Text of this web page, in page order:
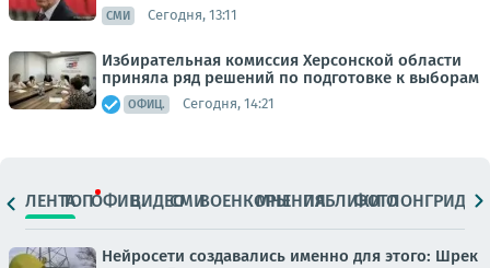
СМИ Сегодня, 13:11
Избирательная комиссия Херсонской области
приняла ряд решений по подготовке к выборам
ОФИЦ. Сегодня, 14:21
ЛЕНТАТОПОФИЦ.ВИДЕОСМИВОЕНКОРЫМНЕНИЯПАБЛИКИ
ФОТОЛОНГРИДЫ
Нейросети создавались именно для этого: Шрек